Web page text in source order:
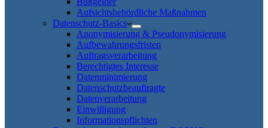
Aufsichtsbehördliche Maßnahmen
Datenschutz-Basics
Anonymisierung & Pseudonymisierung
Aufbewahrungsfristen
Auftragsverarbeitung
Berechtigtes Interesse
Datenminimierung
Datenschutzbeauftragte
Datenverarbeitung
Einwilligung
Informationspflichten